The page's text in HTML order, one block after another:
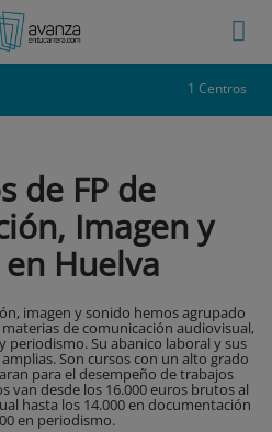
1 Centros
de FP de
Imagen y
Huelva
imagen y sonido hemos agrupado
de comunicación audiovisual,
Su abanico laboral y sus
Son cursos con un alto grado
para el desempeño de trabajos
van desde los 16.000 euros brutos al
hasta los 14.000 en documentación
en periodismo.